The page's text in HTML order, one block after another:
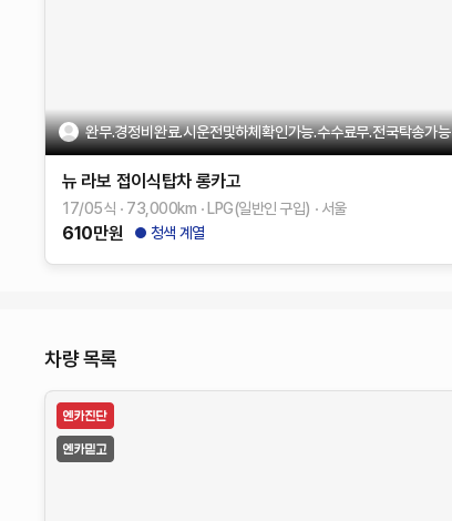
완무.경정비완료.시운전및하체확인가능.수수료무.전국탁송가능
뉴 라보 접이식탑차 롱카고
17/05식 73,000km LPG(일반인 구입) 서울
610만원 청색 계열
차량 목록